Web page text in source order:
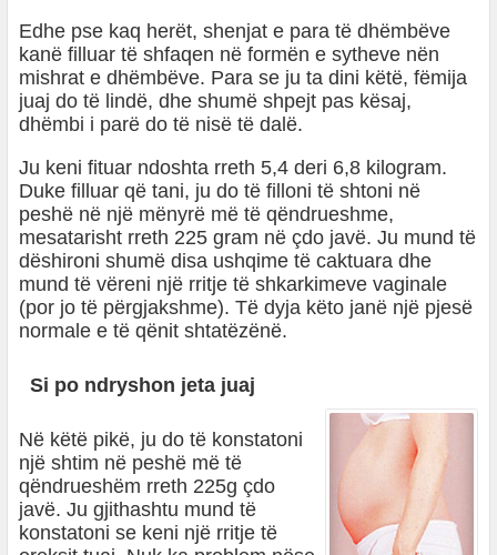
Edhe pse kaq herët, shenjat e para të dhëmbëve
kanë filluar të shfaqen në formën e sytheve nën
mishrat e dhëmbëve. Para se ju ta dini këtë, fëmija
juaj do të lindë, dhe shumë shpejt pas kësaj,
dhëmbi i parë do të nisë të dalë.
Ju keni fituar ndoshta rreth 5,4 deri 6,8 kilogram.
Duke filluar që tani, ju do të filloni të shtoni në
peshë në një mënyrë më të qëndrueshme,
mesatarisht rreth 225 gram në çdo javë. Ju mund të
dëshironi shumë disa ushqime të caktuara dhe
mund të vëreni një rritje të shkarkimeve vaginale
(por jo të përgjakshme). Të dyja këto janë një pjesë
normale e të qënit shtatëzënë.
Si po ndryshon jeta juaj
Në këtë pikë, ju do të konstatoni
një shtim në peshë më të
qëndrueshëm rreth 225g çdo
javë. Ju gjithashtu mund të
konstatoni se keni një rritje të